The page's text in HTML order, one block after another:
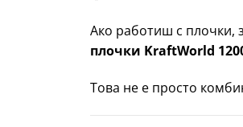
Ако работиш с плочки,
плочки KraftWorld
Това не е просто